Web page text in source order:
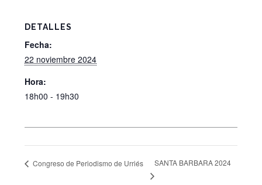
DETALLES
Fecha:
22 noviembre 2024
Hora:
18h00 - 19h30
Congreso de Periodismo de Urriés SANTA BARBARA 2024